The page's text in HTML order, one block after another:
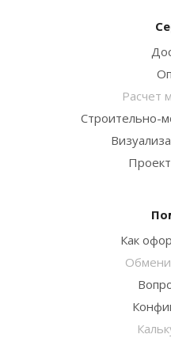
Расчет
Строительно-
Как
Обмени